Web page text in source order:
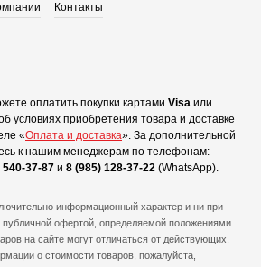
Контакты
оплатить покупки картами Visa или
условиях приобретения товара и доставке
«Оплата и доставка». За дополнительной
к нашим менеджерам по телефонам:
540-37-87 и 8 (985) 128-37-22 (WhatsApp).
информационный характер и ни при
офертой, определяемой положениями
на сайте могут отличаться от действующих.
о стоимости товаров, пожалуйста,